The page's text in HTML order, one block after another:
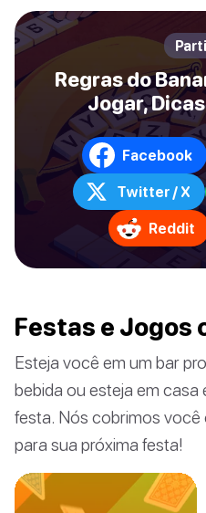
Regras do
Jogar,
Facebook
Twitter / X
Reddit
Festas e Jogos
Esteja você em um bar
bebida ou esteja em casa
festa. Nós cobrimos
para sua próxima festa!